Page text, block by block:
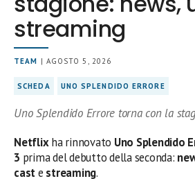
streaming
TEAM | AGOSTO 5, 2026
SCHEDA UNO SPLENDIDO ERRORE
Uno Splendido Errore torna con la
Netflixha rinnovato Uno Splendido
3 prima del debutto della seconda:
caste streaming.